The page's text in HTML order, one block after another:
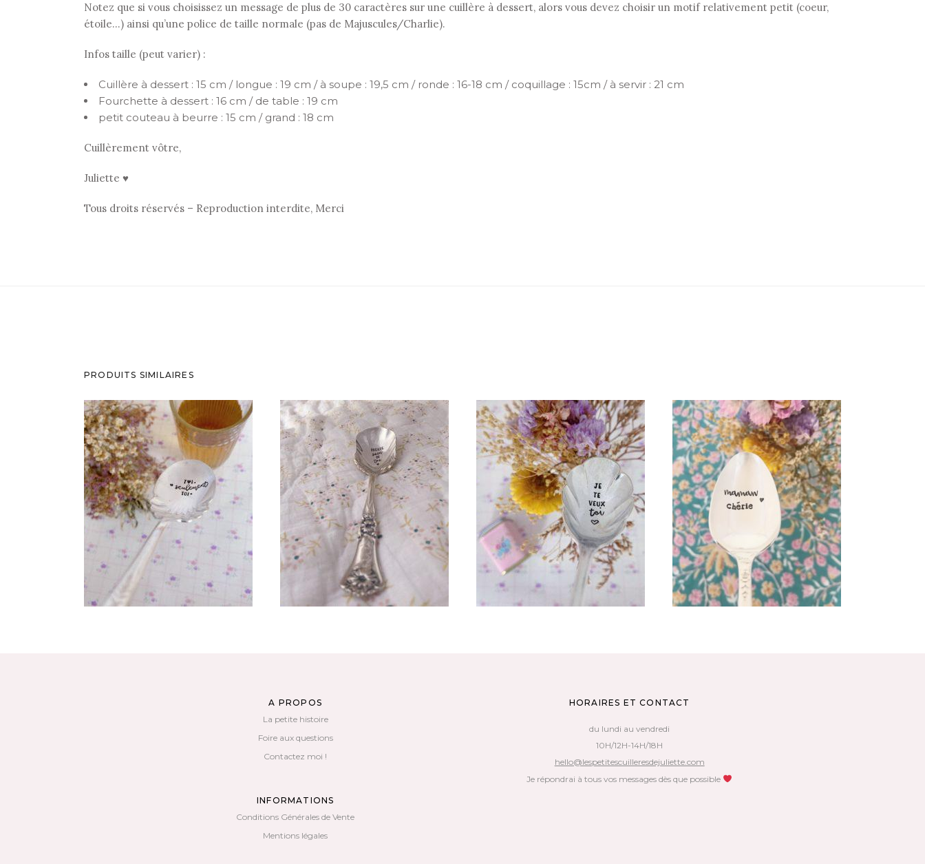
Notez que si vous choisissez un message de plus de 30 caractères sur une cuillère à dessert, alors vous devez choisir un motif relativement petit (coeur,
étoile…) ainsi qu’une police de taille normale (pas de Majuscules/Charlie).
Infos taille (peut varier) :
Cuillère à dessert : 15 cm / longue : 19 cm / à soupe : 19,5 cm / ronde : 16-18 cm / coquillage : 15cm / à servir : 21 cm
Fourchette à dessert : 16 cm / de table : 19 cm
petit couteau à beurre : 15 cm / grand : 18 cm
Cuillèrement vôtre,
Juliette ♥
Tous droits réservés – Reproduction interdite, Merci
PRODUITS SIMILAIRES
CUILLÈRE À DESSERT GRAVÉE
VINTAGE : TOI. SEULEMENT TOI
35,00€
AJOUTER AU PANIER
CUILLÈRE À DESSERT GRAVÉE
VINTAGE (MODÈLE ALÉATOIRE) :
PRENDS SOIN DE TOI
35,00€
AJOUTER AU PANIER
CUILLÈRE À DESSERT GRAVÉE
VINTAGE : JE TE VEUX TOI
35,00€
AJOUTER AU PANIER
PETITE CUILLÈRE GRAVÉE
VINTAGE : MAMAN CHÉRIE
35,00
AJOUTER AU PANIER
A PROPOS
La petite histoire
Foire aux questions
Contactez moi !
INFORMATIONS
Conditions Générales de Vente
Mentions légales
HORAIRES ET CONTACT
du lundi au vendredi
10H/12H-14H/18H
hello@lespetitescuilleresdejuliette.com
Je répondrai à tous vos messages dès que possible